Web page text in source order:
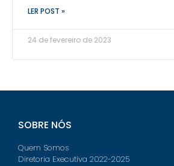
LER POST »
24 de fevereiro de 2023
SOBRE NÓS
Quem Somos
Diretoria Executiva 2022-2025